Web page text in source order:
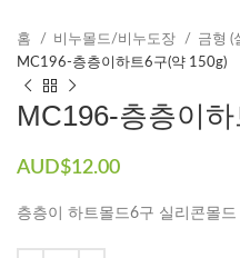
홈 비누몰드/비누도장 금형 (
MC196-층층이하트6구(약 150g)
MC196-층층이
AUD$12.00
층층이 하트몰드6구 실리콘몰드